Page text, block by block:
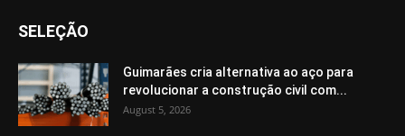
SELEÇÃO
Guimarães cria alternativa ao aço para
revolucionar a construção civil com...
August 5, 2026